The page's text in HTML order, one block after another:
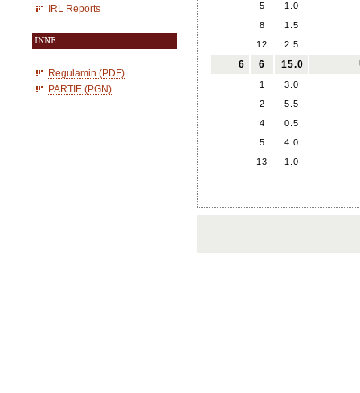
IRL Reports
INNE
Regulamin (PDF)
PARTIE (PGN)
5
1.0
8
1.5
12
2.5
6 6 15.0
1
3.0
2
5.5
4
0.5
5
4.0
13
1.0